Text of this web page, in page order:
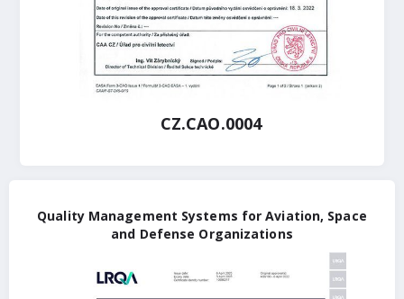
CZ.CAO.0004
Quality Management Systems for Aviation, Space
and Defense Organizations